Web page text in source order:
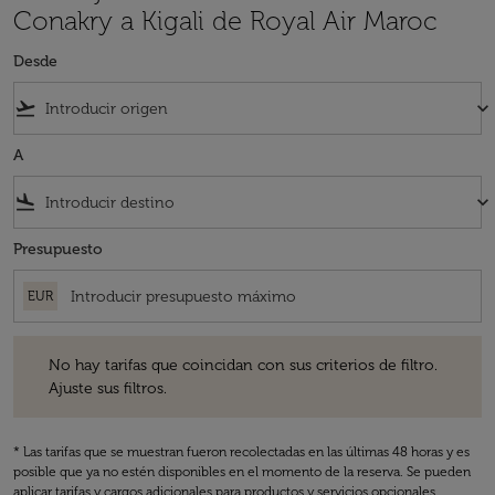
Conakry a Kigali de Royal Air Maroc
Desde
flight_takeoff keyboard_arrow_down
A
flight_land keyboard_arrow_down
Presupuesto
EUR
No hay tarifas que coincidan con sus criterios de filtro.
Ajuste sus filtros.
* Las tarifas que se muestran fueron recolectadas en las últimas 48 horas y es
posible que ya no estén disponibles en el momento de la reserva. Se pueden
aplicar tarifas y cargos adicionales para productos y servicios opcionales.